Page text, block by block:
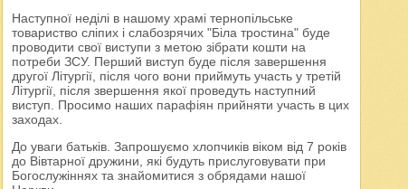
Наступної неділі в нашому храмі тернопільське
товариство сліпих і слабозрячих "Біла тростина" буде
проводити свої виступи з метою зібрати кошти на
потреби ЗСУ. Перший виступ буде після завершення
другої Літургії, після чого вони приймуть участь у третій
Літургії, після звершення якої проведуть наступний
виступ. Просимо наших парафіян прийняти участь в цих
заходах.
До уваги батьків. Запрошуємо хлопчиків віком від 7 років
до Вівтарної дружини, які будуть прислуговувати при
Богослужіннях та знайомитися з обрядами нашої